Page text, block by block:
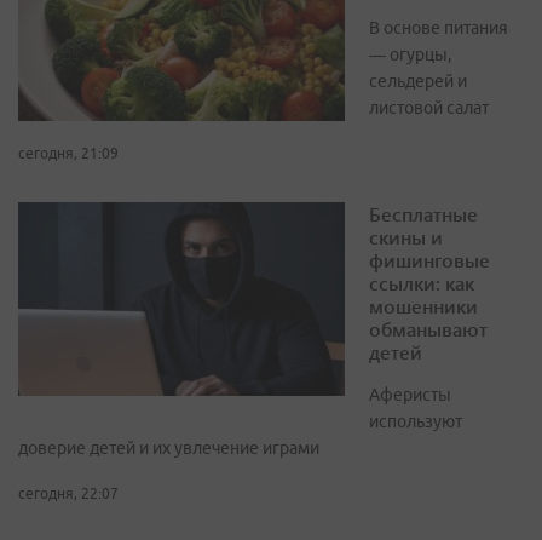
В основе питания
— огурцы,
сельдерей и
листовой салат
сегодня, 21:09
Бесплатные
скины и
фишинговые
ссылки: как
мошенники
обманывают
детей
Аферисты
используют
доверие детей и их увлечение играми
сегодня, 22:07